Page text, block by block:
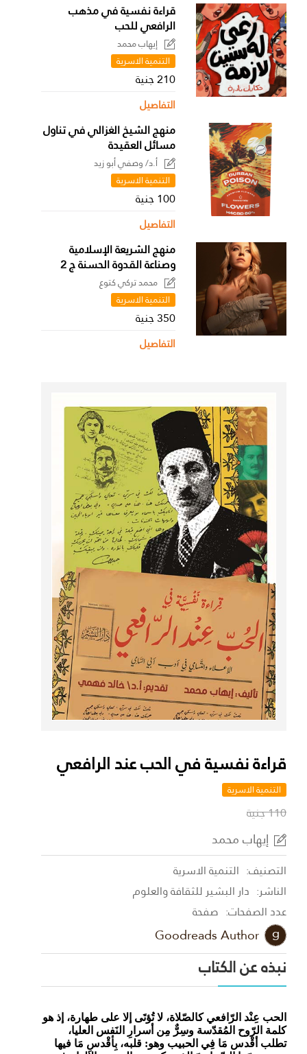
قراءة نفسية في مذهب
الرافعي للحب
إيهاب محمد
التنمية الاسرية
210 جنية
التفاصيل
منهج الشيخ الغزالي في تناول
مسائل العقيدة
أ.د/ وصفي أبو زيد
التنمية الاسرية
100 جنية
التفاصيل
منهج الشريعة الإسلامية
وصناعة القدوة الحسنة ج 2
محمد تركي كتوع
التنمية الاسرية
350 جنية
التفاصيل
قراءة نفسية في الحب عند الرافعي
التنمية الاسرية
110 جنية
إيهاب محمد
التصنيف: التنمية الاسرية
الناشر: دار البشير للثقافة والعلوم
عدد الصفحات: صفحة
Goodreads Author
نبذه عن الكتاب
الحب عِنْد الرّافعي كالصّلاة، لا تُؤتَى إلا على طهارة، إذ هو
كلمة الرّوح المُقدّسة وسِرٌّ مِن أسرارِ النَفس العليا،
تطلب أقْدس مَا فِي الحبيب وهو: قلبه، بِأقْدسِ مَا فيها